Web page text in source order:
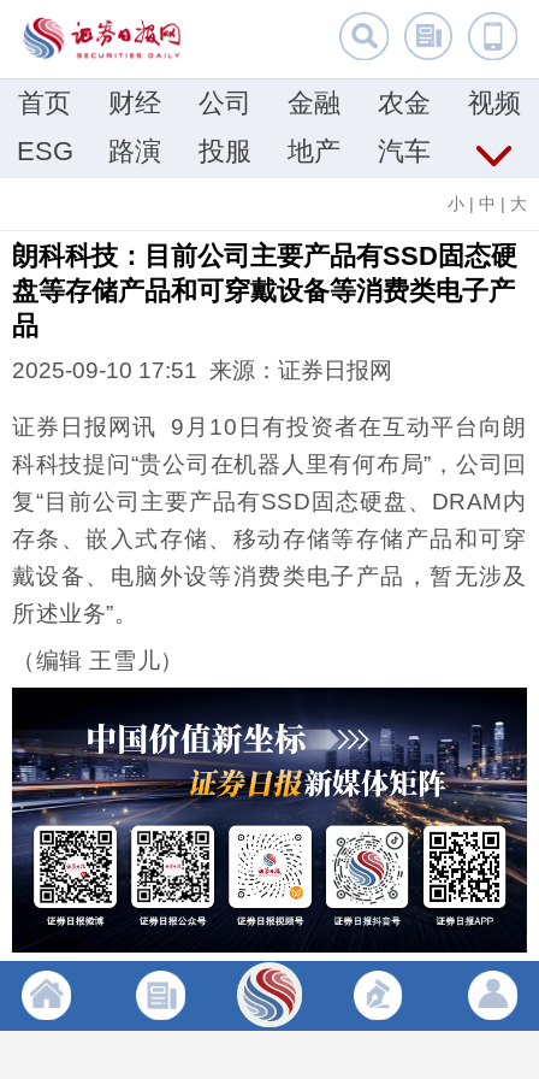
首页 财经 公司 金融 农金
视频
ESG
路演 投服 地产 汽车
小 | 中 | 大
朗科科技：目前公司主要产品有SSD固态硬
盘等存储产品和可穿戴设备等消费类电子产
品
2025-09-10 17:51 来源：证券日报网
证券日报网讯 9月10日有投资者在互动平台向朗
科科技提问“贵公司在机器人里有何布局”，公司回
复“目前公司主要产品有SSD固态硬盘、DRAM内
存条、嵌入式存储、移动存储等存储产品和可穿
戴设备、电脑外设等消费类电子产品，暂无涉及
所述业务”。
（编辑 王雪儿）